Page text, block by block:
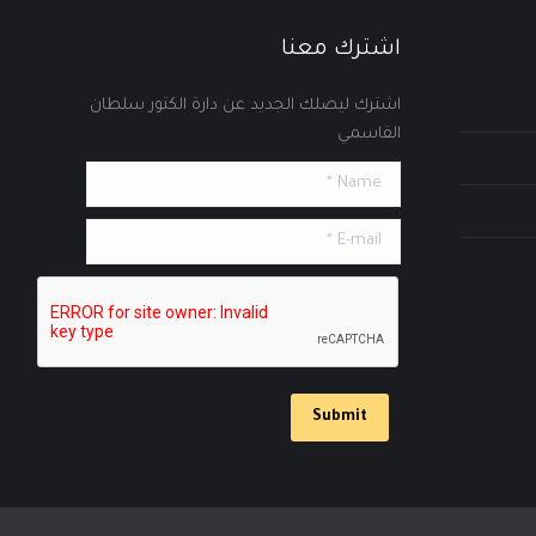
اشترك معنا
اشترك ليصلك الجديد عن دارة الكتور سلطان
القاسمي
Name *
E-mail *
Submit